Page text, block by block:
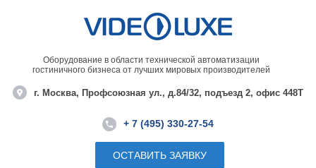
Оборудование в области технической автоматизации
гостиничного бизнеса от лучших мировых производителей
г. Москва, Профсоюзная ул., д.84/32, подъезд 2, офис 448Т
+ 7 (495) 330-27-54
ОСТАВИТЬ ЗАЯВКУ